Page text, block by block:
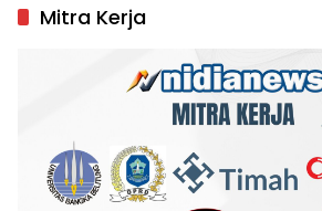
Mitra Kerja